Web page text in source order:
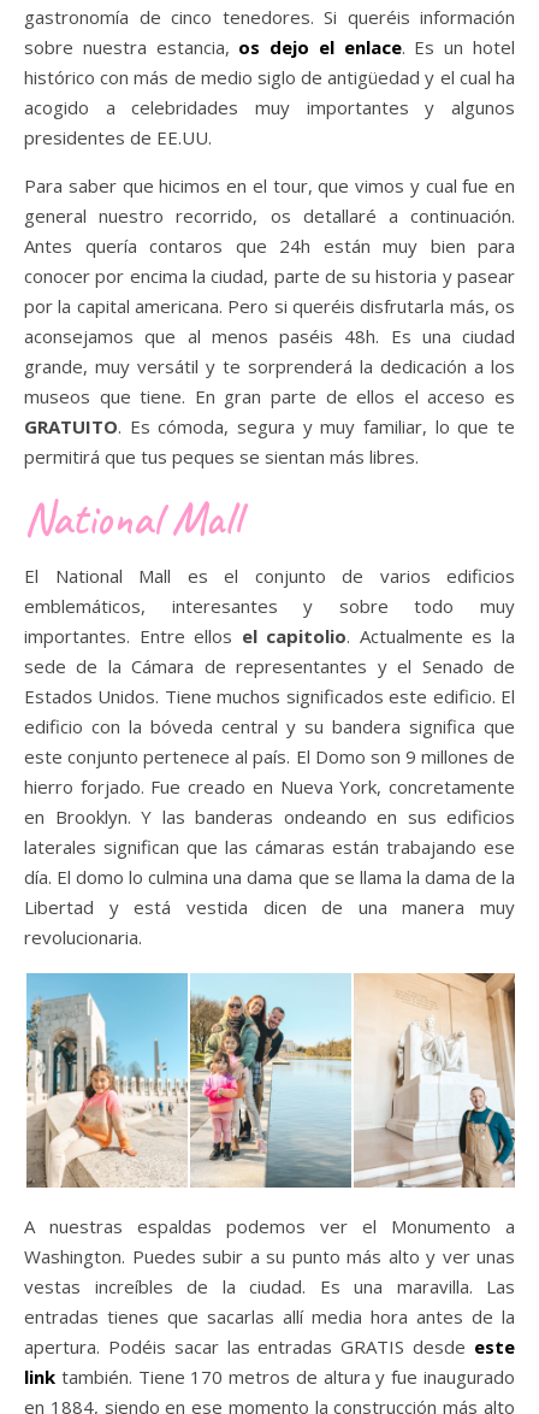
gastronomía de cinco tenedores. Si queréis información
sobre nuestra estancia, os dejo el enlace. Es un hotel
histórico con más de medio siglo de antigüedad y el cual ha
acogido a celebridades muy importantes y algunos
presidentes de EE.UU.
Para saber que hicimos en el tour, que vimos y cual fue en
general nuestro recorrido, os detallaré a continuación.
Antes quería contaros que 24h están muy bien para
conocer por encima la ciudad, parte de su historia y pasear
por la capital americana. Pero si queréis disfrutarla más, os
aconsejamos que al menos paséis 48h. Es una ciudad
grande, muy versátil y te sorprenderá la dedicación a los
museos que tiene. En gran parte de ellos el acceso es
GRATUITO. Es cómoda, segura y muy familiar, lo que te
permitirá que tus peques se sientan más libres.
National Mall
El National Mall es el conjunto de varios edificios
emblemáticos, interesantes y sobre todo muy
importantes. Entre ellos el capitolio. Actualmente es la
sede de la Cámara de representantes y el Senado de
Estados Unidos. Tiene muchos significados este edificio. El
edificio con la bóveda central y su bandera significa que
este conjunto pertenece al país. El Domo son 9 millones de
hierro forjado. Fue creado en Nueva York, concretamente
en Brooklyn. Y las banderas ondeando en sus edificios
laterales significan que las cámaras están trabajando ese
día. El domo lo culmina una dama que se llama la dama de la
Libertad y está vestida dicen de una manera muy
revolucionaria.
A nuestras espaldas podemos ver el Monumento a
Washington. Puedes subir a su punto más alto y ver unas
vestas increíbles de la ciudad. Es una maravilla. Las
entradas tienes que sacarlas allí media hora antes de la
apertura. Podéis sacar las entradas GRATIS desde este
link también. Tiene 170 metros de altura y fue inaugurado
en 1884, siendo en ese momento la construcción más alto